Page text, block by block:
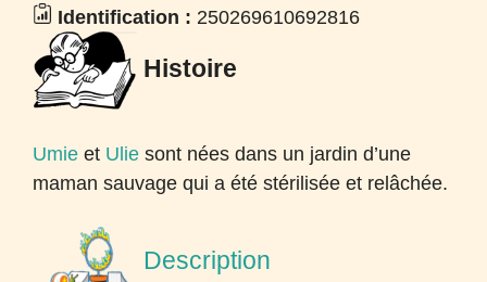
Identification : 250269610692816
Histoire
Umie et Ulie sont nées dans un jardin d’une
maman sauvage qui a été stérilisée et relâchée.
Description